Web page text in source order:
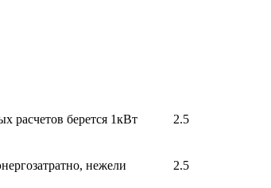
расчетов берется 1кВт
2.5
нежели
2.5